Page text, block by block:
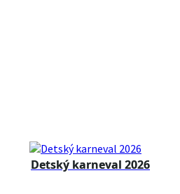
Detský karneval 2026